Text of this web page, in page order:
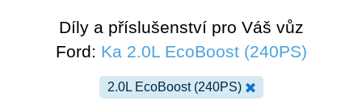
Díly a příslušenství pro Váš vůz
Ford: Ka 2.0L EcoBoost (240PS)
2.0L EcoBoost (240PS)